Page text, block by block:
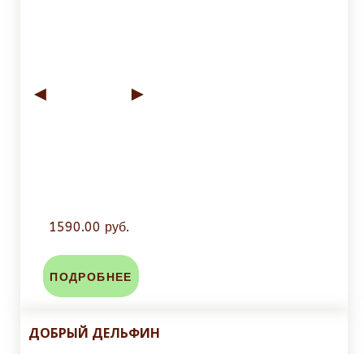
◄ ►
1590.00 руб.
ПОДРОБНЕЕ
ДОБРЫЙ ДЕЛЬФИН